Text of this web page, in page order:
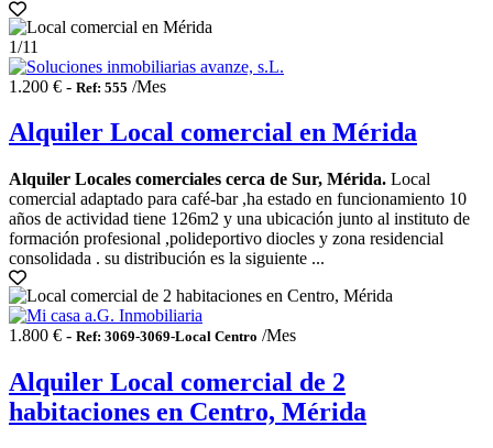
1/11
1.200 € - Ref: 555 /Mes
Alquiler Local comercial en Mérida
Alquiler Locales comerciales cerca de Sur, Mérida. Local
comercial adaptado para café-bar ,ha estado en funcionamiento 10
años de actividad tiene 126m2 y una ubicación junto al instituto de
formación profesional ,polideportivo diocles y zona residencial
consolidada . su distribución es la siguiente ...
1.800 € - Ref: 3069-3069-Local Centro /Mes
Alquiler Local comercial de 2
habitaciones en Centro, Mérida